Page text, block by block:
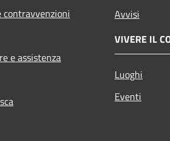
e assistenza
Avvisi
VIVERE IL
Luoghi
Eventi